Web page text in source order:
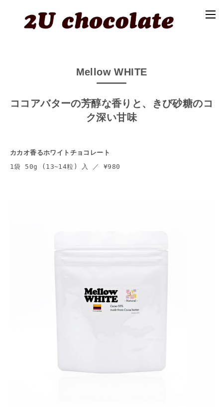
Mellow WHITE
ココアバターの芳醇な香りと、きび砂糖のコ
ク深い甘味
カカオ香るホワイトチョコレート
1袋 50g (13~14粒) 入 ／ ¥980